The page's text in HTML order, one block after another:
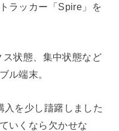
ラッカー「Spire」を
状態、集中状態など
ル端末。
入を少し躊躇しました
いくなら欠かせな